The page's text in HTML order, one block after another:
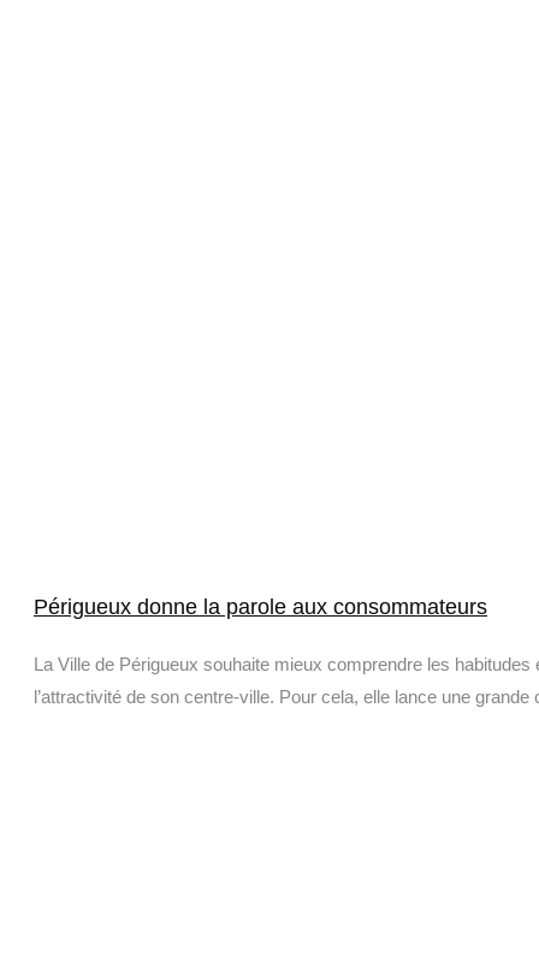
Périgueux donne la parole aux consommateurs
La Ville de Périgueux souhaite mieux comprendre les
l’attractivité de son centre-ville. Pour cela, elle lance une